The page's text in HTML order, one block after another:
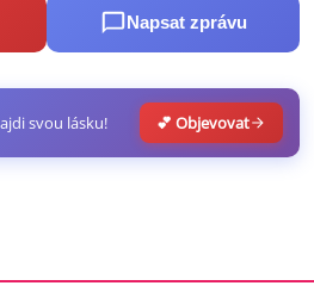
Napsat zprávu
svou lásku! 💕 Objevovat